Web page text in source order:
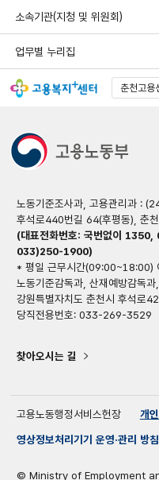
소속기관(지청 및 위원회)
업무별 누리집
춘천고용
노동기준조사과, 고용관리과 :
후석로440번길 64(후평동), 춘
(대표전화번호: 국번없이
033)250-1900)
* 평일 근무시간(09:00~18:00)
노동기준감독과, 산재예방감독
강원특별자치도 춘천시 후석로
당직전용번호: 033-269-3529
찾아오시는 길
고용노동행정서비스헌장
개
영상정보처리기기 운영·관리 방침
© Ministry of Employment